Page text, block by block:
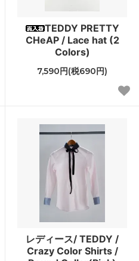
TEDDY PRETTY
CHeAP / Lace hat (2
Colors)
7,590円(税690円)
レディース/ TEDDY /
Crazy Color Shirts /